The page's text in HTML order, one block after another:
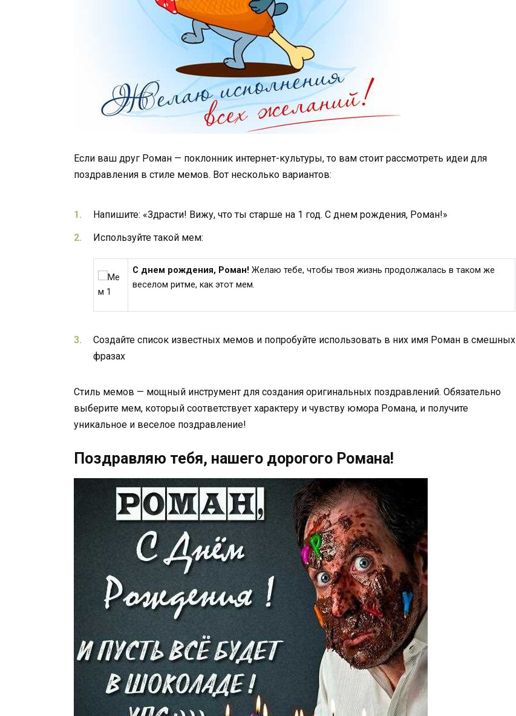
Если ваш друг Роман — поклонник интернет-культуры, то вам стоит рассмотреть идеи для
поздравления в стиле мемов. Вот несколько вариантов:
Напишите: «Здрасти! Вижу, что ты старше на 1 год. С днем рождения, Роман!»
Используйте такой мем:
С днем рождения, Роман! Желаю тебе, чтобы твоя жизнь продолжалась в таком же
веселом ритме, как этот мем.
Создайте список известных мемов и попробуйте использовать в них имя Роман в смешных
фразах
Стиль мемов — мощный инструмент для создания оригинальных поздравлений. Обязательно
выберите мем, который соответствует характеру и чувству юмора Романа, и получите
уникальное и веселое поздравление!
Поздравляю тебя, нашего дорогого Романа!